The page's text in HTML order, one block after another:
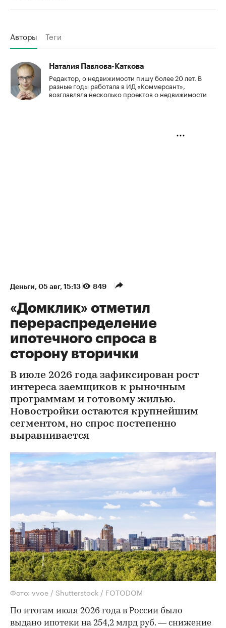
Авторы Теги
Наталия Павлова-Каткова
Редактор, о недвижимости пишу более 20 лет. В
разные годы работала в ИД «Коммерсант»,
возглавляла несколько проектов о недвижимости
Деньги⁠, 05 авг, 15:13 849
«Домклик» отметил
перераспределение
ипотечного спроса в
сторону вторички
В июле 2026 года зафиксирован рост
интереса заемщиков к рыночным
программам и готовому жилью.
Новостройки остаются крупнейшим
сегментом, но спрос постепенно
выравнивается
Фото: vvoe / Shutterstock / FOTODOM
По итогам июля 2026 года в России было
выдано ипотеки на 254,2 млрд руб. — снижение